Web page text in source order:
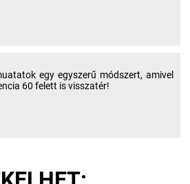
egy egyszerű módszert, amivel
60 felett is visszatér!